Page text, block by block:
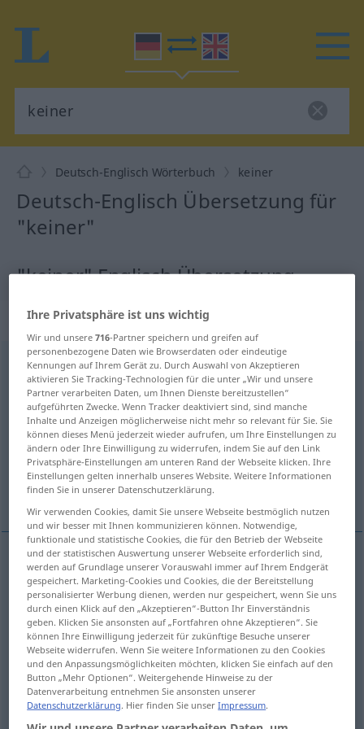
Deutsch-Englisch Wörterbuch keiner
Deutsch-Englisch Übersetzung für
"keiner"
"keiner" Englisch Übersetzung
„keiner“
keiner,keine,keinesodkeinsindef pr<subst>
Übersicht aller Übersetzungen
(Für mehr Details die Übersetzung anklicken/antippen)
no one, nobody, none, not one
none, not one, not any
no one keiner von Personen
nobody keinervon Personen
none keiner von Personen
not one keinervon Personen
Ihre Privatsphäre ist uns wichtig
Wir und unsere716-Partner speichern und greifen auf
personenbezogene Daten wie Browserdaten oder eindeutige
Kennungen auf Ihrem Gerät zu. Durch Auswahl von Akzeptieren
aktivieren Sie Tracking-Technologien für die unter „Wir und unsere
Partner verarbeiten Daten, um Ihnen Dienste bereitzustellen“
aufgeführten Zwecke. Wenn Tracker deaktiviert sind, sind manche
Inhalte und Anzeigen möglicherweise nicht mehr so relevant für Sie. Sie
können dieses Menü jederzeit wieder aufrufen, um Ihre Einstellungen zu
ändern oder Ihre Einwilligung zu widerrufen, indem Sie auf den Link
Privatsphäre-Einstellungen am unteren Rand der Webseite klicken. Ihre
Einstellungen gelten innerhalb unseres Website. Weitere Informationen
finden Sie in unserer Datenschutzerklärung.
Wir verwenden Cookies, damit Sie unsere Webseite bestmöglich nutzen
und wir besser mit Ihnen kommunizieren können. Notwendige,
funktionale und statistische Cookies, die für den Betrieb der Webseite
und der statistischen Auswertung unserer Webseite erforderlich sind,
werden auf Grundlage unserer Vorauswahl immer auf Ihrem Endgerät
gespeichert. Marketing-Cookies und Cookies, die der Bereitstellung
personalisierter Werbung dienen, werden nur gespeichert, wenn Sie uns
durch einen Klick auf den „Akzeptieren“-Button Ihr Einverständnis
geben. Klicken Sie ansonsten auf „Fortfahren ohne Akzeptieren“. Sie
können Ihre Einwilligung jederzeit für zukünftige Besuche unserer
Webseite widerrufen. Wenn Sie weitere Informationen zu den Cookies
und den Anpassungsmöglichkeiten möchten, klicken Sie einfach auf den
Button „Mehr Optionen“. Weitergehende Hinweise zu der
Datenverarbeitung entnehmen Sie ansonsten unserer
Datenschutzerklärung. Hier finden Sie unserImpressum.